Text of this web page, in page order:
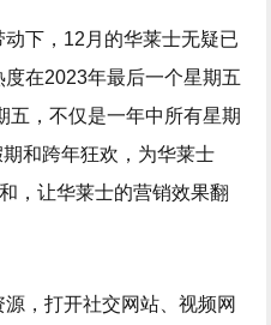
下，12月的华莱士无疑已
在2023年最后一个星期五
五，不仅是一年中所有星期
和跨年狂欢，为华莱士
，让华莱士的营销效果翻
，打开社交网站、视频网